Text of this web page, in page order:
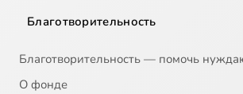
Благотворительность
Благотворительность — помочь
О фонде